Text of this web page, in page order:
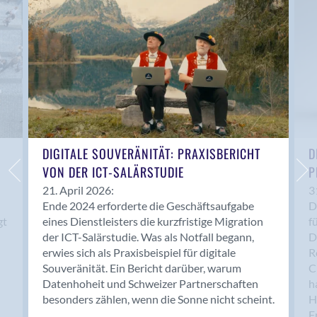
Anwil
Appenzell
Au SG
Baar
Baden
Balsthal
Balzers
Basel
Bassersdorf
Belp
Bendern
Benken (SG)
Bergdietikon
Berlin
Bern
Bern - Liebefeld
DIGITALE SOUVERÄNITÄT: PRAXISBERICHT
VON DER ICT-SALÄRSTUDIE
21. April 2026:
Ende 2024 erforderte die Geschäftsaufgabe
eines Dienstleisters die kurzfristige Migration
der ICT-Salärstudie. Was als Notfall begann,
erwies sich als Praxisbeispiel für digitale
Souveränität. Ein Bericht darüber, warum
Datenhoheit und Schweizer Partnerschaften
besonders zählen, wenn die Sonne nicht scheint.